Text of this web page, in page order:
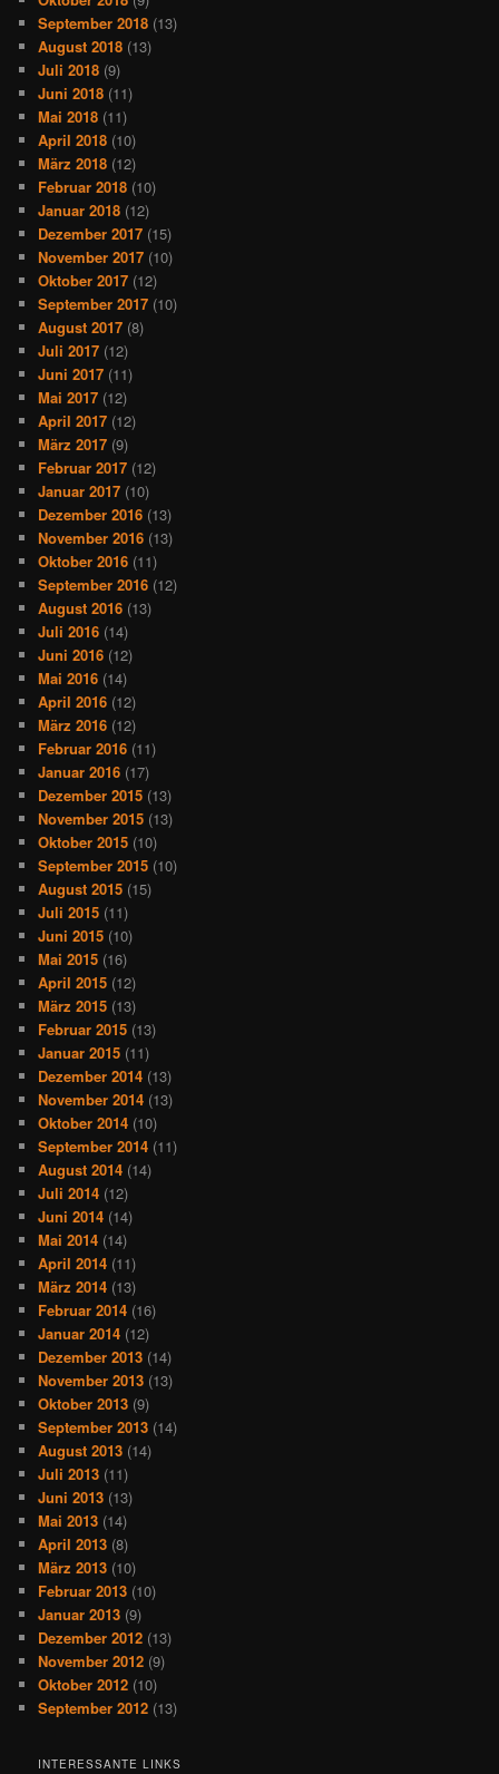
September 2018 (13)
August 2018 (13)
Juli 2018 (9)
Juni 2018 (11)
Mai 2018 (11)
April 2018 (10)
März 2018 (12)
Februar 2018 (10)
Januar 2018 (12)
Dezember 2017 (15)
November 2017 (10)
Oktober 2017 (12)
September 2017 (10)
August 2017 (8)
Juli 2017 (12)
Juni 2017 (11)
Mai 2017 (12)
April 2017 (12)
März 2017 (9)
Februar 2017 (12)
Januar 2017 (10)
Dezember 2016 (13)
November 2016 (13)
Oktober 2016 (11)
September 2016 (12)
August 2016 (13)
Juli 2016 (14)
Juni 2016 (12)
Mai 2016 (14)
April 2016 (12)
März 2016 (12)
Februar 2016 (11)
Januar 2016 (17)
Dezember 2015 (13)
November 2015 (13)
Oktober 2015 (10)
September 2015 (10)
August 2015 (15)
Juli 2015 (11)
Juni 2015 (10)
Mai 2015 (16)
April 2015 (12)
März 2015 (13)
Februar 2015 (13)
Januar 2015 (11)
Dezember 2014 (13)
November 2014 (13)
Oktober 2014 (10)
September 2014 (11)
August 2014 (14)
Juli 2014 (12)
Juni 2014 (14)
Mai 2014 (14)
April 2014 (11)
März 2014 (13)
Februar 2014 (16)
Januar 2014 (12)
Dezember 2013 (14)
November 2013 (13)
Oktober 2013 (9)
September 2013 (14)
August 2013 (14)
Juli 2013 (11)
Juni 2013 (13)
Mai 2013 (14)
April 2013 (8)
März 2013 (10)
Februar 2013 (10)
Januar 2013 (9)
Dezember 2012 (13)
November 2012 (9)
Oktober 2012 (10)
September 2012 (13)
INTERESSANTE LINKS